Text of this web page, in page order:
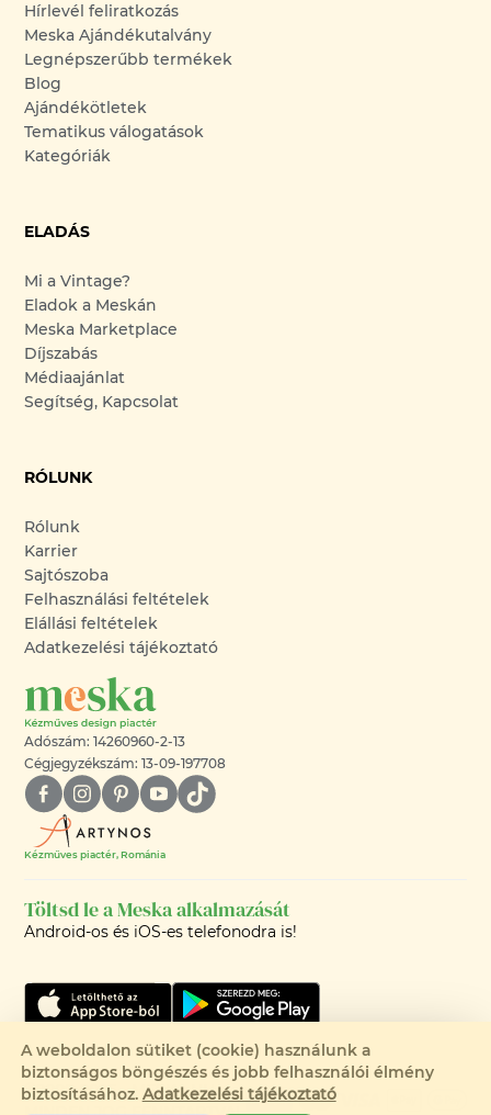
Hírlevél feliratkozás
Meska Ajándékutalvány
Legnépszerűbb termékek
Blog
Ajándékötletek
Tematikus válogatások
Kategóriák
ELADÁS
Mi a Vintage?
Eladok a Meskán
Meska Marketplace
Díjszabás
Médiaajánlat
Segítség, Kapcsolat
RÓLUNK
Rólunk
Karrier
Sajtószoba
Felhasználási feltételek
Elállási feltételek
Adatkezelési tájékoztató
Adószám: 14260960-2-13
Cégjegyzékszám: 13-09-197708
Kézműves piactér, Románia
Töltsd le a Meska alkalmazását
Android-os és iOS-es telefonodra is!
©2008-2026 - MESKA.HU -
A weboldalon sütiket (cookie) használunk a
biztonságos böngészés és jobb felhasználói élmény
biztosításához. Adatkezelési tájékoztató